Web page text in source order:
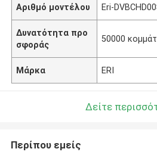
Αριθμό μοντέλου Eri-
Δυνατότητα προ
σφοράς
50000
Μάρκα ERI
Δείτε
Περίπου εμείς